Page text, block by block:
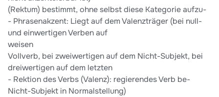
(Rektum) bestimmt, ohne selbst diese Kategorie aufzu-
- Phrasenakzent: Liegt auf dem Valenzträger (bei null-
und einwertigen Verben auf
weisen
Vollverb, bei zweiwertigen auf dem Nicht-Subjekt, bei
dreiwertigen auf dem letzten
- Rektion des Verbs (Valenz): regierendes Verb be-
Nicht-Subjekt in Normalstellung)